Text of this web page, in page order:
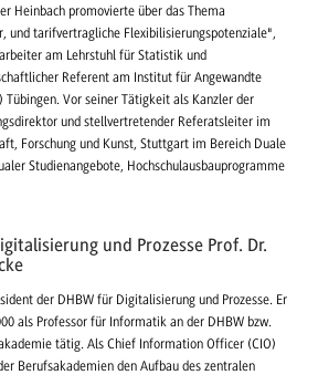
Heinbach promovierte über das Thema
und tarifvertragliche Flexibilisierungspotenziale",
am Lehrstuhl für Statistik und
Referent am Institut für Angewandte
Tübingen. Vor seiner Tätigkeit als Kanzler der
und stellvertretender Referatsleiter im
Forschung und Kunst, Stuttgart im Bereich Duale
Studienangebote, Hochschulausbauprogramme
und Prozesse Prof. Dr.
der DHBW für Digitalisierung und Prozesse. Er
als Professor für Informatik an der DHBW bzw.
tätig. Als Chief Information Officer (CIO)
Berufsakademien den Aufbau des zentralen